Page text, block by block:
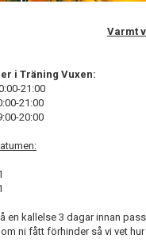
Varmt
i Träning Vuxen:
21:00
21:00
20:00
en kallelse 3 dagar innan
ni fått förhinder så vi vet